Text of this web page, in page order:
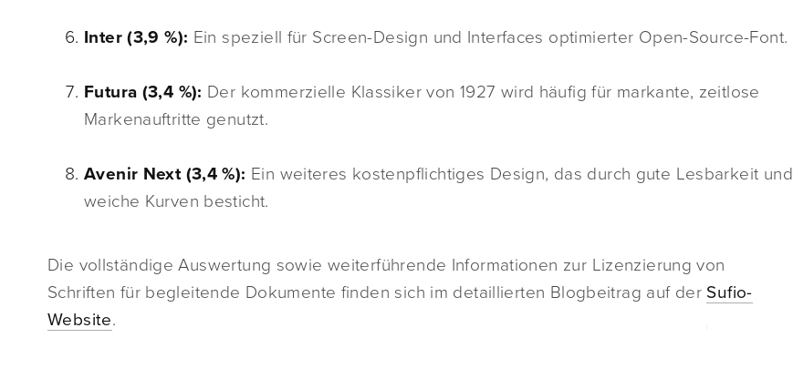
Inter (3,9 %): Ein speziell für Screen-Design und Interfaces optimierter Open-Source-Font.
Futura (3,4 %): Der kommerzielle Klassiker von 1927 wird häufig für markante, zeitlose
Markenauftritte genutzt.
Avenir Next (3,4 %): Ein weiteres kostenpflichtiges Design, das durch gute Lesbarkeit und
weiche Kurven besticht.
Die vollständige Auswertung sowie weiterführende Informationen zur Lizenzierung von
Schriften für begleitende Dokumente finden sich im detaillierten Blogbeitrag auf der Sufio-
Website.